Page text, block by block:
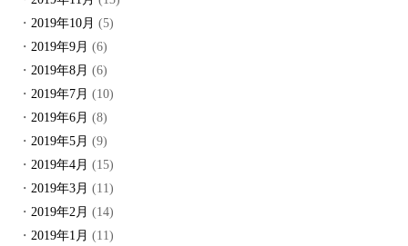
2019年10月 (5)
2019年9月 (6)
2019年8月 (6)
2019年7月 (10)
2019年6月 (8)
2019年5月 (9)
2019年4月 (15)
2019年3月 (11)
2019年2月 (14)
2019年1月 (11)